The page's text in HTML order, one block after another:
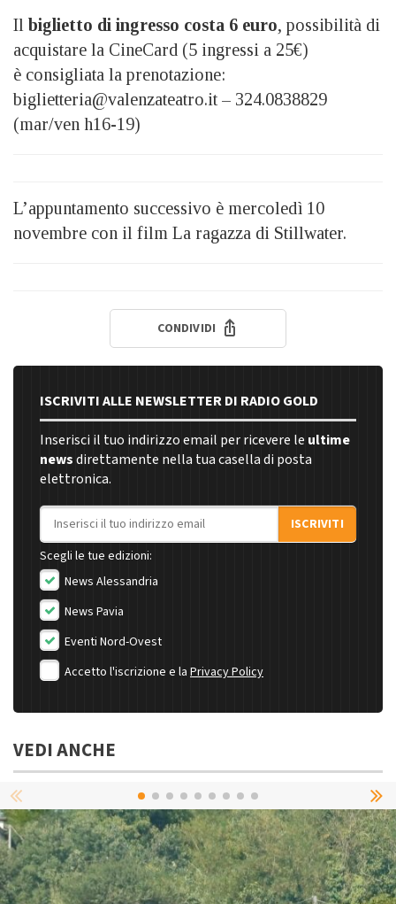
Il biglietto di ingresso costa 6 euro, possibilità di
acquistare la CineCard (5 ingressi a 25€)
è consigliata la prenotazione:
biglietteria@valenzateatro.it – 324.0838829
(mar/ven h16-19)
L’appuntamento successivo è mercoledì 10
novembre con il film La ragazza di Stillwater.
CONDIVIDI
ISCRIVITI ALLE NEWSLETTER DI RADIO GOLD
Inserisci il tuo indirizzo email per ricevere le ultime
newsdirettamente nella tua casella di posta
elettronica.
Indirizzo email
ISCRIVITI
Scegli le tue edizioni:
News Alessandria
News Pavia
Eventi Nord-Ovest
Accetto l'iscrizione e la Privacy Policy
VEDI ANCHE